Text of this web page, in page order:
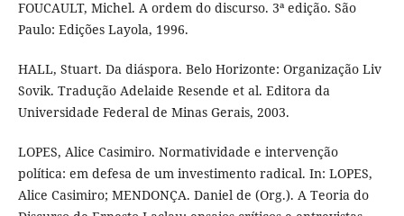
FOUCAULT, Michel. A ordem do discurso. 3ª edição. São
Paulo: Edições Layola, 1996.
HALL, Stuart. Da diáspora. Belo Horizonte: Organização Liv
Sovik. Tradução Adelaide Resende et al. Editora da
Universidade Federal de Minas Gerais, 2003.
LOPES, Alice Casimiro. Normatividade e intervenção
política: em defesa de um investimento radical. In: LOPES,
Alice Casimiro; MENDONÇA. Daniel de (Org.). A Teoria do